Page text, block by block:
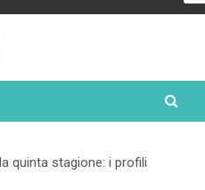
quinta stagione: i profili